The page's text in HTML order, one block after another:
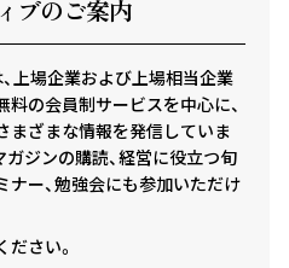
ブのご案内
上場企業および上場相当企業
の会員制サービスを中心に、
まざまな情報を発信していま
ジンの購読、経営に役立つ旬
ー、勉強会にも参加いただけ
さい。